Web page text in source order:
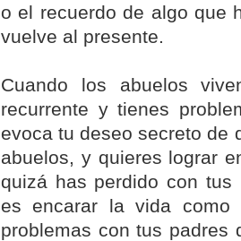
o el recuerdo de algo que
vuelve al presente.
Cuando los abuelos
recurrente y tienes
evoca tu deseo secreto de
abuelos, y quieres lograr
quizá has perdido con
es encarar la vida
problemas con tus padres